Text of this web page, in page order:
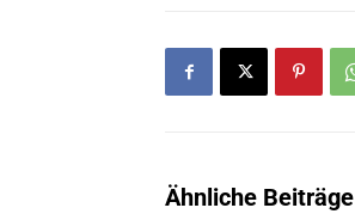
Ähnliche Beiträge